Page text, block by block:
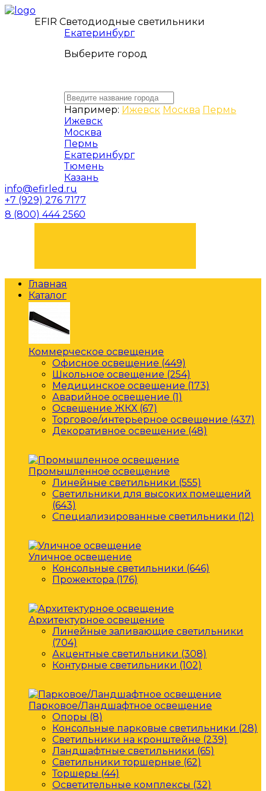
EFIR Светодиодные светильники
Екатеринбург
Выберите город
Например: Ижевск Москва Пермь
Ижевск
Москва
Пермь
Екатеринбург
Тюмень
Казань
info@efirled.ru
+7 (929) 276 7177
8 (800) 444 2560
Главная
Каталог
Коммерческое освещение
Офисное освещение (449)
Школьное освещение (254)
Медицинское освещение (173)
Аварийное освещение (1)
Освещение ЖКХ (67)
Торговое/интерьерное освещение (437)
Декоративное освещение (48)
Промышленное освещение
Линейные светильники (555)
Светильники для высоких помещений
(643)
Специализированные светильники (12)
Уличное освещение
Консольные светильники (646)
Прожектора (176)
Архитектурное освещение
Линейные заливающие светильники
(704)
Акцентные светильники (308)
Контурные светильники (102)
Парковое/Ландшафтное освещение
Опоры (8)
Консольные парковые светильники (28)
Светильники на кронштейне (239)
Ландшафтные светильники (65)
Светильники торшерные (62)
Торшеры (44)
Осветительные комплексы (32)